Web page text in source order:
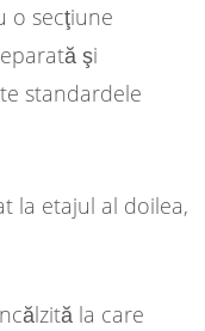
o secţiune
şi
standardele
la etajul al doilea,
la care